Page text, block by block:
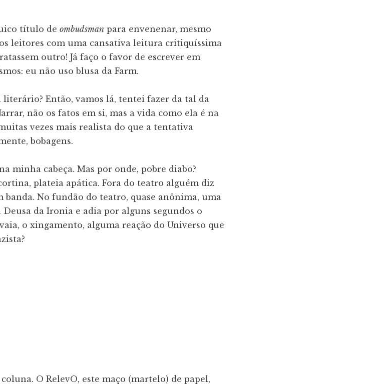
título deombudsman para envenenar, mesmo
leitores com uma cansativa leitura critiquíssima
outro! Já faço o favor de escrever em
eu não uso blusa da Farm.
literário? Então, vamos lá, tentei fazer da tal da
não os fatos em si, mas a vida como ela é na
vezes mais realista do que a tentativa
bobagens.
minha cabeça. Mas por onde, pobre diabo?
plateia apática. Fora do teatro alguém diz
banda. No fundão do teatro, quase anônima, uma
da Ironia e adia por alguns segundos o
o xingamento, alguma reação do Universo que
O RelevO, este maço (martelo) de papel,